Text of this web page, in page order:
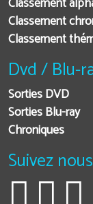
Classement
Classement
Dvd / Blu-
Sorties DVD
Sorties Blu-ray
Chroniques
Suivez nous